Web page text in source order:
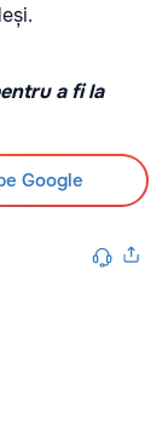
a fi la
Google